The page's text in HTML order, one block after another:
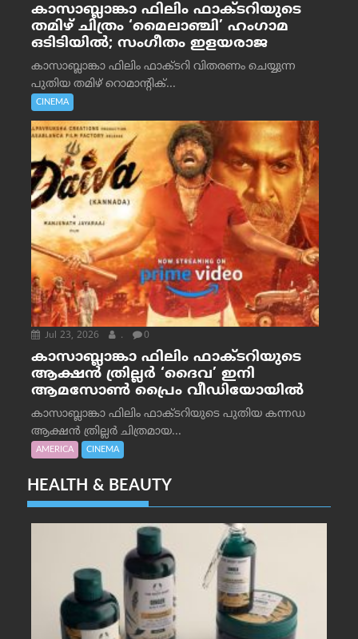
കാസാബ്ലാങ്കാ ഫിലിം ഫാക്ടറിയുടെ
തമിഴ് ചിത്രം ‘മൈലാഞ്ചി’ ഹംഗാമ
ഒടിടിയിൽ; സംഗീതം ഇളയരാജ
കാസാബ്ലാങ്കാ ഫിലിം ഫാക്ടറി വിതരണം ചെയ്യുന്ന
പുതിയ തമിഴ് റൊമാന്റിക്...
CINEMA
Jul 23, 2026 . 0
കാസാബ്ലാങ്കാ ഫിലിം ഫാക്ടറിയുടെ
ആക്ഷൻ ത്രില്ലർ ‘ദൈവ’ ഇനി
ആമസോൺ പ്രൈം വീഡിയോയിൽ
കാസാബ്ലാങ്കാ ഫിലിം ഫാക്ടറിയുടെ പുതിയ കന്നഡ
ആക്ഷൻ ത്രില്ലർ ചിത്രമായ...
AMERICA CINEMA
HEALTH & BEAUTY